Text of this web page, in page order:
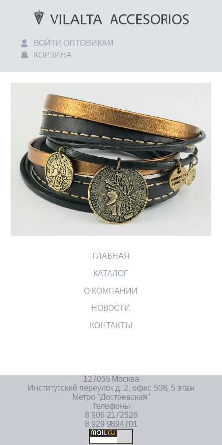
ВОЙТИ ОПТОВИКАМ
КОРЗИНА
ГЛАВНАЯ
КАТАЛОГ
О КОМПАНИИ
НОВОСТИ
КОНТАКТЫ
127055 Москва
Институтский переулок д. 2, офис 508, 5 этаж
Метро "Достоевская"
Телефоны
8 906 2172526
8 929 9894701